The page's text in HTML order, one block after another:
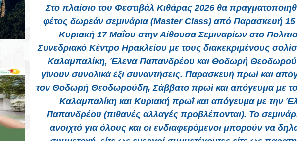
Στο πλαίσιο του Φεστιβάλ Κιθάρας 2026 θα
φέτος δωρεάν σεμινάρια (Master Class) από Παρασκευή 15
Κυριακή 17 Μαΐου στην Αίθουσα Σεμιναρίων στο
Συνεδριακό Κέντρο Ηρακλείου με τους διακεκριμένους
Καλαμπαλίκη, Έλενα Παπανδρέου και Θοδωρή
γίνουν συνολικά έξι συναντήσεις. Παρασκευή πρωί και
τον Θοδωρή Θεοδωρούδη, Σάββατο πρωί και απόγευμα με
Καλαμπαλίκη και Κυριακή πρωΐ και απόγευμα με την
Παπανδρέου (πιθανές αλλαγές προβλέπονται). Το
ανοιχτό για όλους και οι ενδιαφερόμενοι μπορούν να